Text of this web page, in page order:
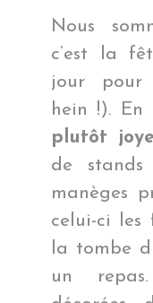
Nous
c’est la
jour
hein !). En
plutôt
de
manèges
celui-ci les
la tombe
un